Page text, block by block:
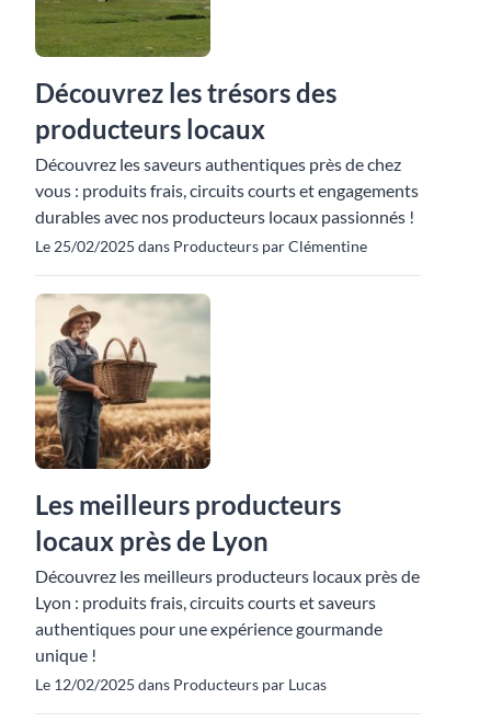
Découvrez les trésors des
producteurs locaux
Découvrez les saveurs authentiques près de chez
vous : produits frais, circuits courts et engagements
durables avec nos producteurs locaux passionnés !
Le 25/02/2025 dans Producteurs par Clémentine
Les meilleurs producteurs
locaux près de Lyon
Découvrez les meilleurs producteurs locaux près de
Lyon : produits frais, circuits courts et saveurs
authentiques pour une expérience gourmande
unique !
Le 12/02/2025 dans Producteurs par Lucas